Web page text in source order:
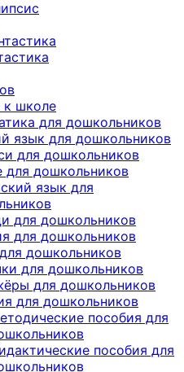
к школе
для дошкольников
язык для дошкольников
для дошкольников
для дошкольников
язык для
для дошкольников
для дошкольников
дошкольников
для дошкольников
для дошкольников
для дошкольников
пособия для
пособия для